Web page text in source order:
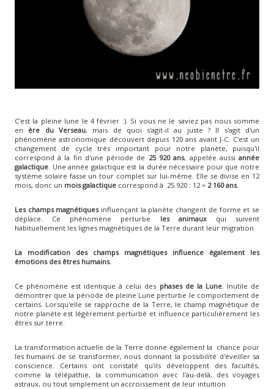
C’est la pleine lune le 4 février :). Si vous ne le saviez pas nous somme
en ère du Verseau, mais de quoi s'agit-il au juste ? Il s'agit d'un
phénomène astronomique découvert depuis 120 ans avant J-C. C'est un
changement de cycle très important pour notre planète, puisqu'il
correspond à la fin d'une période de 25 920 ans, appelée aussiannée
galactique. Une année galactique est la durée nécessaire pour que notre
système solaire fasse un tour complet sur lui-même. Elle se divise en 12
mois, donc un mois galactiquecorrespond à 25 920 : 12 = 2 160 ans.
Les champs magnétiquesinfluençant la planète changent de forme et se
déplace. Ce phénomène perturbe les animauxqui suivent
habituellement les lignes magnétiques de la Terre durant leur migration.
La modification des champs magnétiques influence également les
émotions des êtres humains.
Ce phénomène est identique à celui des phases de la Lune. Inutile de
démontrer que la période de pleine Lune perturbe le comportement de
certains. Lorsqu'elle se rapproche de la Terre, le champ magnétique de
notre planète est légèrement perturbé et influence particulièrement les
êtres sur terre.
La transformation actuelle de la Terre donne également la chance pour
les humains de se transformer, nous donnant la possibilité d'éveiller sa
conscience. Certains ont constaté qu'ils développent des facultés,
comme la télépathie, la communication avec l'au-delà, des voyages
astraux, ou tout simplement un accroissement de leur intuition.